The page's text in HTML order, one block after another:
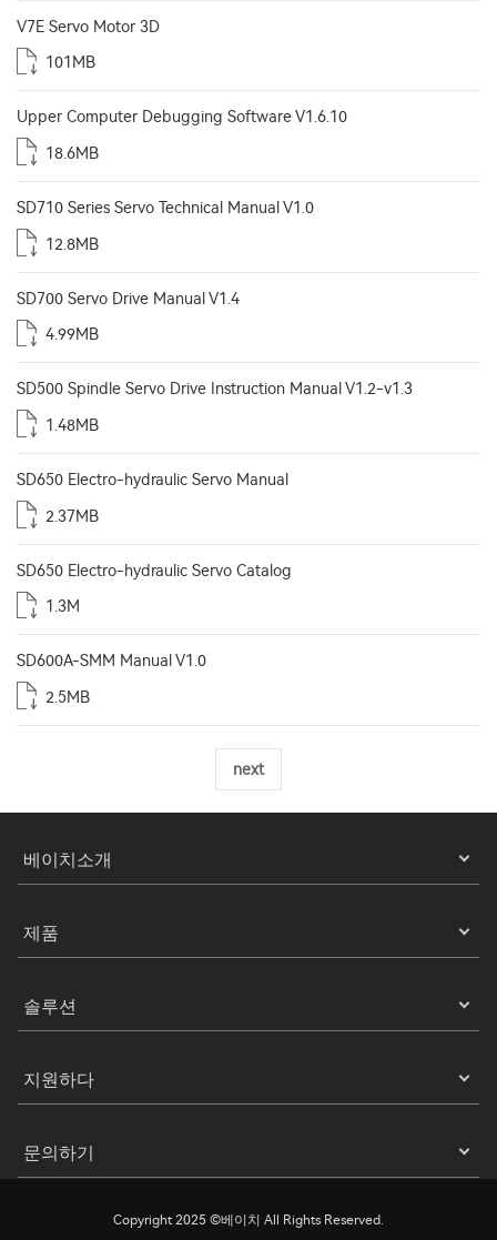
V7E Servo Motor 3D
101MB
Upper Computer Debugging Software V1.6.10
18.6MB
SD710 Series Servo Technical Manual V1.0
12.8MB
SD700 Servo Drive Manual V1.4
4.99MB
SD500 Spindle Servo Drive Instruction Manual V1.2-v1.3
1.48MB
SD650 Electro-hydraulic Servo Manual
2.37MB
SD650 Electro-hydraulic Servo Catalog
1.3M
SD600A-SMM Manual V1.0
2.5MB
next
베이치소개
제품
솔루션
지원하다
문의하기
Copyright 2025 ©베이치 All Rights Reserved.